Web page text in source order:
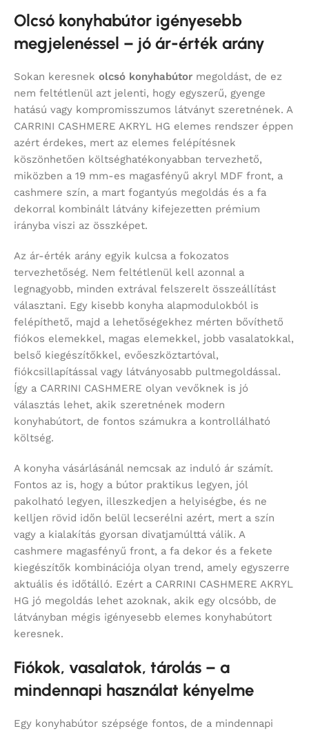
Olcsó konyhabútor igényesebb
megjelenéssel – jó ár-érték arány
Sokan keresnek olcsó konyhabútor megoldást, de ez
nem feltétlenül azt jelenti, hogy egyszerű, gyenge
hatású vagy kompromisszumos látványt szeretnének. A
CARRINI CASHMERE AKRYL HG elemes rendszer éppen
azért érdekes, mert az elemes felépítésnek
köszönhetően költséghatékonyabban tervezhető,
miközben a 19 mm-es magasfényű akryl MDF front, a
cashmere szín, a mart fogantyús megoldás és a fa
dekorral kombinált látvány kifejezetten prémium
irányba viszi az összképet.
Az ár-érték arány egyik kulcsa a fokozatos
tervezhetőség. Nem feltétlenül kell azonnal a
legnagyobb, minden extrával felszerelt összeállítást
választani. Egy kisebb konyha alapmodulokból is
felépíthető, majd a lehetőségekhez mérten bővíthető
fiókos elemekkel, magas elemekkel, jobb vasalatokkal,
belső kiegészítőkkel, evőeszköztartóval,
fiókcsillapítással vagy látványosabb pultmegoldással.
Így a CARRINI CASHMERE olyan vevőknek is jó
választás lehet, akik szeretnének modern
konyhabútort, de fontos számukra a kontrollálható
költség.
A konyha vásárlásánál nemcsak az induló ár számít.
Fontos az is, hogy a bútor praktikus legyen, jól
pakolható legyen, illeszkedjen a helyiségbe, és ne
kelljen rövid időn belül lecserélni azért, mert a szín
vagy a kialakítás gyorsan divatjamúlttá válik. A
cashmere magasfényű front, a fa dekor és a fekete
kiegészítők kombinációja olyan trend, amely egyszerre
aktuális és időtálló. Ezért a CARRINI CASHMERE AKRYL
HG jó megoldás lehet azoknak, akik egy olcsóbb, de
látványban mégis igényesebb elemes konyhabútort
keresnek.
Fiókok, vasalatok, tárolás – a
mindennapi használat kényelme
Egy konyhabútor szépsége fontos, de a mindennapi